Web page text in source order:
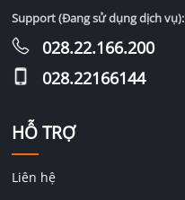
HỖ TRỢ
Liên hệ
Support (Đang sử dụng dịch vụ):
028.22.166.200
028.22166144